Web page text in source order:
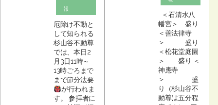
報
厄除け不動と
して知られる
杉山谷不動尊
では、本日2
月3日11時～
13時ごろまで
まで節分法要
が行われま
す。 参拝者に
＜石清水八
幡宮＞ 盛り
＜善法律寺
＞ 盛り
＜松花堂庭園
＞ 盛り ＜
神應寺
＞ 盛
り（杉山谷不
動尊は五分程